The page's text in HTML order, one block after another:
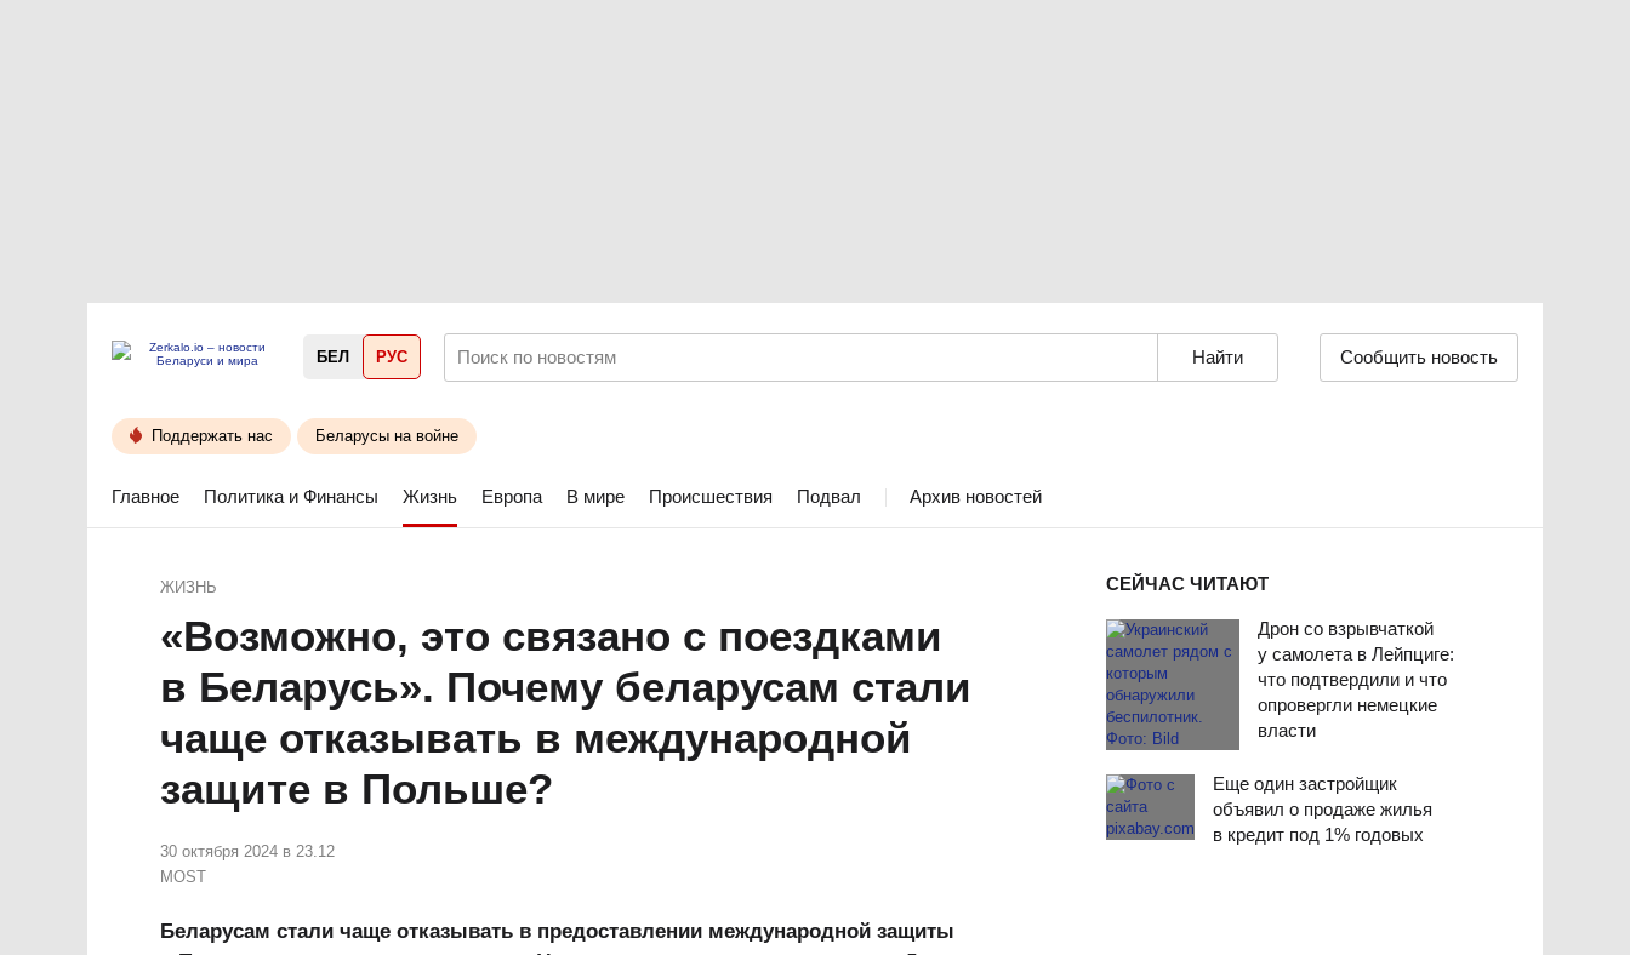
БЕЛ РУС Сообщить новость
Поддержать нас Беларусы на войне
Главное Политика и Финансы Жизнь Европа В мире Происшествия Подвал Архив новостей
СЕЙЧАС ЧИТАЮТ
Дрон со взрывчаткой
у самолета в Лейпциге:
что подтвердили и что
опровергли немецкие
власти
Еще один застройщик
объявил о продаже жилья
в кредит под 1% годовых
ЖИЗНЬ
«Возможно, это связано с поездками
в Беларусь». Почему беларусам стали
чаще отказывать в международной
защите в Польше?
30 октября 2024 в 23.12
MOST
Беларусам стали чаще отказывать в предоставлении международной защиты